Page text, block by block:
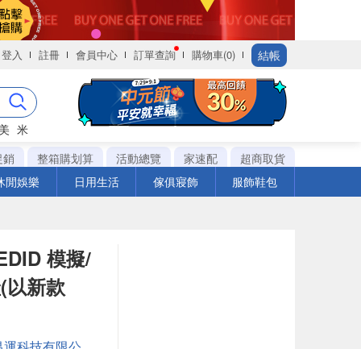
登入 註冊 會員中心 訂單查詢 購物車(0) 結帳
米
銷
整箱購划算 活動總覽 家速配
超商取貨
閒娛樂
日用生活 傢俱寢飾 服飾鞋包
模擬/
新款